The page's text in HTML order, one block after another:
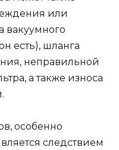
или
вакуумного
есть), шланга
неправильной
а также износа
особенно
следствием